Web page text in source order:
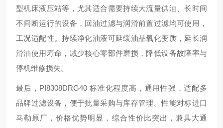
型机床液压站等，尤其适合需要持续大流量供油、长时间
不间断运行的设备，回油过滤与润滑前置过滤均可使用，
工况适配性。持续净化油液可延缓油品氧化变质，延长润
滑油使用寿命，减少核心零部件磨损，降低设备故障率与
停机维修损失。
最后，PI8308DRG40 标准化程度高，通用性强，适配多
品牌过滤设备，便于批量采购与库存管理。性能对标进口
马勒原厂，价格优势明显，综合性价比突出，兼具大通